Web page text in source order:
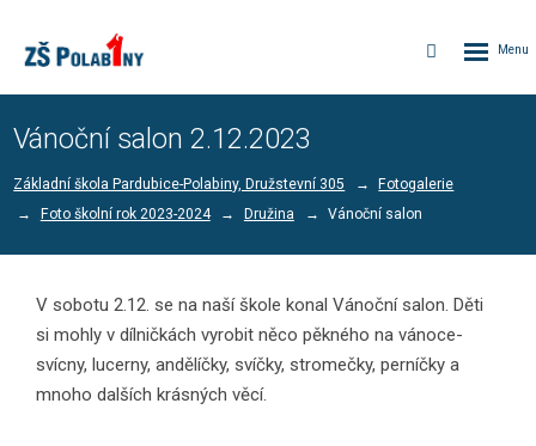
Vyhledávání
Vánoční salon 2.12.2023
Základní škola Pardubice-Polabiny, Družstevní 305
Fotogalerie
Foto školní rok 2023-2024
Družina Vánoční salon
V sobotu 2.12. se na naší škole konal Vánoční salon. Děti
si mohly v dílničkách vyrobit něco pěkného na vánoce-
svícny, lucerny, andělíčky, svíčky, stromečky, perníčky a
mnoho dalších krásných věcí.